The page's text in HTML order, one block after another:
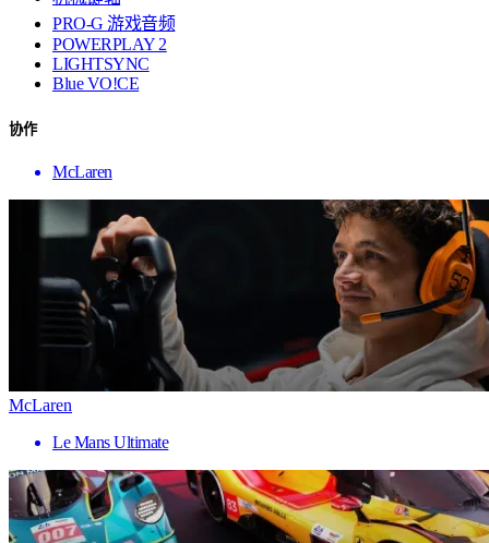
PRO-G 游戏音频
POWERPLAY 2
LIGHTSYNC
Blue VO!CE
协作
McLaren
McLaren
Le Mans Ultimate